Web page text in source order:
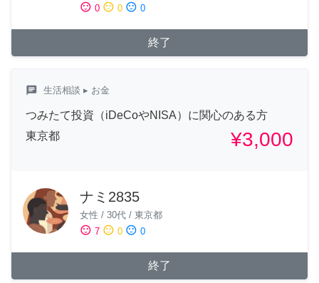
sentiment_satisfied 0 sentiment_neutral 0 sentiment_dissatisfied 0
終了
chat 生活相談 ▸ お金
つみたて投資（iDeCoやNISA）に関心のある方
東京都
¥3,000
ナミ2835
女性 / 30代 / 東京都
sentiment_satisfied 7 sentiment_neutral 0 sentiment_dissatisfied 0
終了